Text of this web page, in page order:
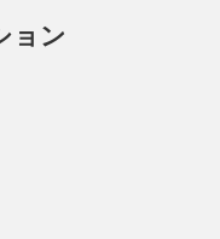
ョン